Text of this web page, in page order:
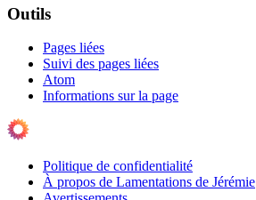
Outils
Pages liées
Suivi des pages liées
Atom
Informations sur la page
Politique de confidentialité
À propos de Lamentations de Jérémie